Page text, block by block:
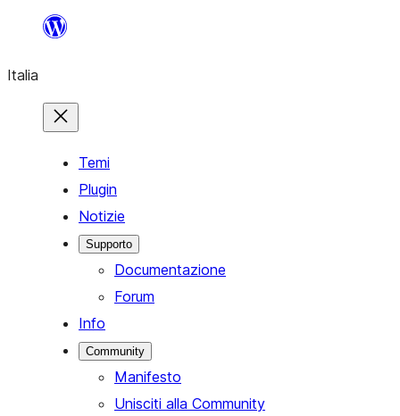
contenuto
Italia
Temi
Plugin
Notizie
Supporto
Documentazione
Forum
Info
Community
Manifesto
Unisciti alla Community